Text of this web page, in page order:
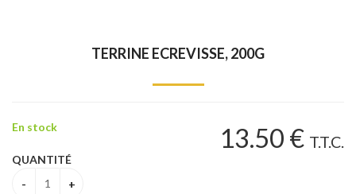
TERRINE ECREVISSE, 200G
13.50 € T.T.C.
En stock
QUANTITÉ